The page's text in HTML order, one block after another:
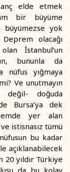
elde etmek
bir büyüme
büyümezse yok
olacağı
İstanbul’un
bununla da
yığmaya
Ve unutmayın
değil- doğuda
Bursa’ya dek
yer alan
istisnasız tümü
bu kadar
açıklanabilecek
20 yıldır Türkiye
da bu kolay